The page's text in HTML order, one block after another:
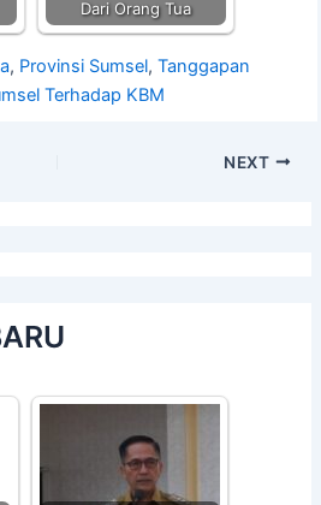
Dari Orang Tua
, Provinsi Sumsel, Tanggapan
Terhadap KBM
NEXT